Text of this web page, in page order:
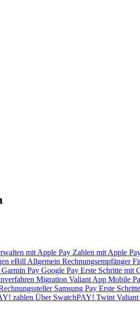
mit Apple Pay Zahlen mit Apple
eBill Allgemein Rechnungsempfänger
Pay Google Pay Erste Schritte mit
Migration Valiant App Mobile
Samsung Pay Erste
zahlen Über SwatchPAY! Twint